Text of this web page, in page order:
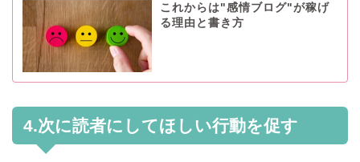
これからは"感情ブログ"が稼げ
る理由と書き方
4.次に読者にしてほしい行動を促す